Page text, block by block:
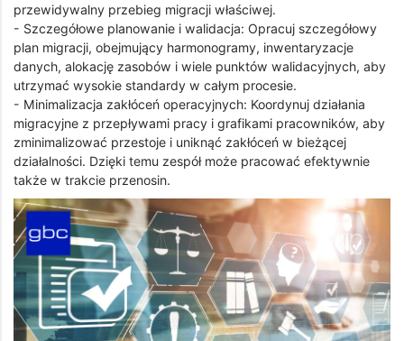
przewidywalny przebieg migracji właściwej.
- Szczegółowe planowanie i walidacja: Opracuj szczegółowy
plan migracji, obejmujący harmonogramy, inwentaryzacje
danych, alokację zasobów i wiele punktów walidacyjnych, aby
utrzymać wysokie standardy w całym procesie.
- Minimalizacja zakłóceń operacyjnych: Koordynuj działania
migracyjne z przepływami pracy i grafikami pracowników, aby
zminimalizować przestoje i uniknąć zakłóceń w bieżącej
działalności. Dzięki temu zespół może pracować efektywnie
także w trakcie przenosin.